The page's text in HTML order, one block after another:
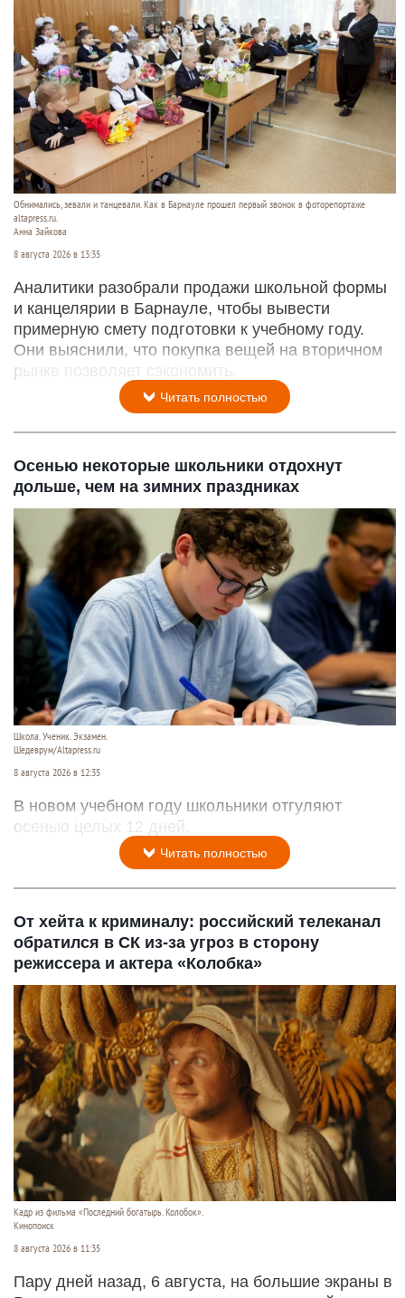
Обнимались, зевали и танцевали. Как в Барнауле прошел первый звонок в фоторепортаже
altapress.ru.
Анна Зайкова
8 августа 2026 в 13:35
Аналитики разобрали продажи школьной формы
и канцелярии в Барнауле, чтобы вывести
примерную смету подготовки к учебному году.
Они выяснили, что покупка вещей на вторичном
рынке позволяет сэкономить.
Читать полностью
Осенью некоторые школьники отдохнут
дольше, чем на зимних праздниках
Школа. Ученик. Экзамен.
Шедеврум/Altapress.ru
8 августа 2026 в 12:35
В новом учебном году школьники отгуляют
осенью целых 12 дней.
Читать полностью
От хейта к криминалу: российский телеканал
обратился в СК из-за угроз в сторону
режиссера и актера «Колобка»
Кадр из фильма «Последний богатырь. Колобок».
Кинопоиск
8 августа 2026 в 11:35
Пару дней назад, 6 августа, на большие экраны в